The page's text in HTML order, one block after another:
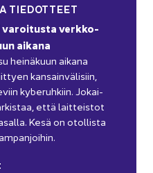
TIE­DOT­TEET
va­roi­tus­ta verk­ko­
ai­ka­na
hei­nä­kuun ai­ka­na
kan­sain­vä­li­siin,
ky­be­ruh­kiin. Jo­kai­
että lait­teis­tot
Kesä on otol­lis­ta